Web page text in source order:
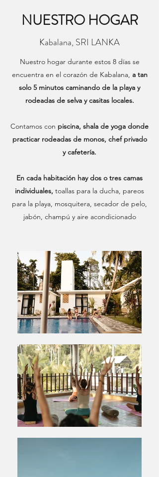
NUESTRO HOGAR
Kabalana, SRI LANKA
Nuestro hogar durante estos 8 días se
encuentra en el corazón de Kabalana, a tan
solo 5 minutos caminando de la playa y
rodeadas de selva y casitas locales.
Contamos con piscina, shala de yoga donde
practicar rodeadas de monos, chef privado
y cafetería.
En cada habitación hay dos o tres camas
individuales, toallas para la ducha, pareos
para la playa, mosquitera, secador de pelo,
jabón, champú y aire acondicionado